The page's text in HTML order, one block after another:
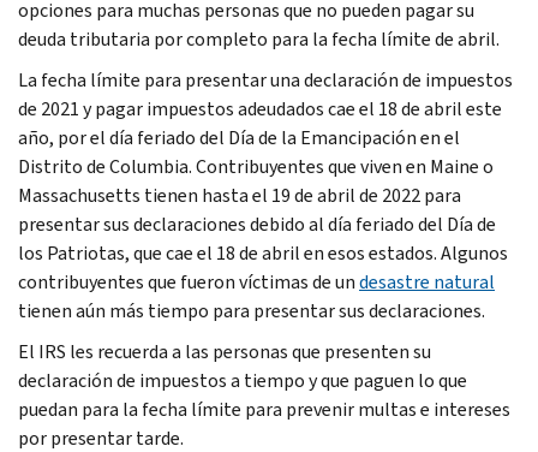
opciones para muchas personas que no pueden pagar su
deuda tributaria por completo para la fecha límite de abril.
La fecha límite para presentar una declaración de impuestos
de 2021 y pagar impuestos adeudados cae el 18 de abril este
año, por el día feriado del Día de la Emancipación en el
Distrito de Columbia. Contribuyentes que viven en Maineo
Massachusetts tienen hasta el 19 de abril de 2022 para
presentar sus declaraciones debido al día feriado del Día de
los Patriotas, que cae el 18 de abril en esos estados. Algunos
contribuyentes que fueron víctimas de undesastre natural
tienen aún más tiempo para presentar sus declaraciones.
El IRS les recuerda a las personas que presenten su
declaración de impuestos a tiempo y que paguen lo que
puedan para la fecha límite para prevenir multas e intereses
por presentar tarde.